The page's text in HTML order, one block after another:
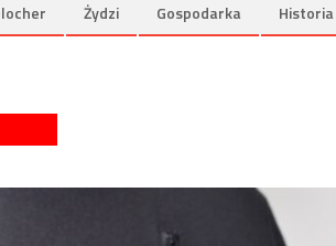
Żydzi Gospodarka Historia